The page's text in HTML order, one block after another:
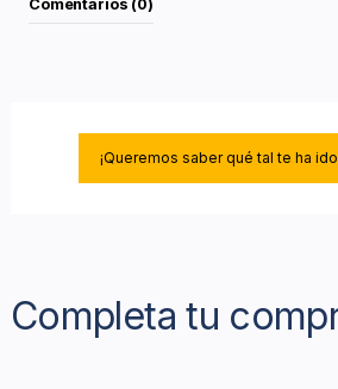
Comentarios (0)
¡Queremos saber qué tal te ha
Completa tu